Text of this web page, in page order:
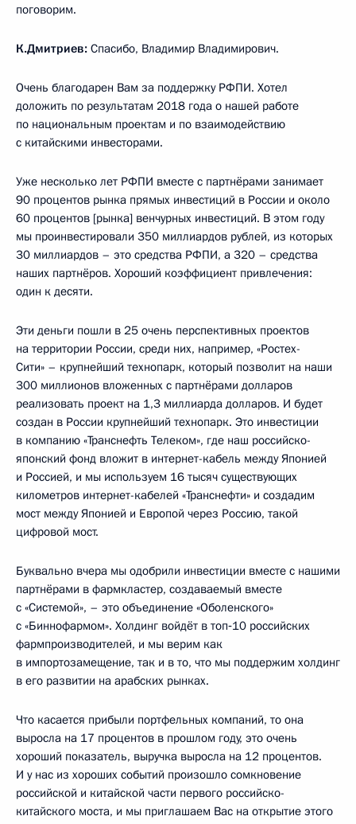
поговорим.
К.Дмитриев: Спасибо, Владимир Владимирович.
Очень благодарен Вам за поддержку РФПИ. Хотел
доложить по результатам 2018 года о нашей работе
по национальным проектам и по взаимодействию
с китайскими инвесторами.
Уже несколько лет РФПИ вместе с партнёрами занимает
90 процентов рынка прямых инвестиций в России и около
60 процентов [рынка] венчурных инвестиций. В этом году
мы проинвестировали 350 миллиардов рублей, из которых
30 миллиардов – это средства РФПИ, а 320 – средства
наших партнёров. Хороший коэффициент привлечения:
один к десяти.
Эти деньги пошли в 25 очень перспективных проектов
на территории России, среди них, например, «Ростех-
Сити» – крупнейший технопарк, который позволит на наши
300 миллионов вложенных с партнёрами долларов
реализовать проект на 1,3 миллиарда долларов. И будет
создан в России крупнейший технопарк. Это инвестиции
в компанию «Транснефть Телеком», где наш российско-
японский фонд вложит в интернет-кабель между Японией
и Россией, и мы используем 16 тысяч существующих
километров интернет-кабелей «Транснефти» и создадим
мост между Японией и Европой через Россию, такой
цифровой мост.
Буквально вчера мы одобрили инвестиции вместе с нашими
партнёрами в фармкластер, создаваемый вместе
с «Системой», – это объединение «Оболенского»
с «Биннофармом». Холдинг войдёт в топ‑10 российских
фармпроизводителей, и мы верим как
в импортозамещение, так и в то, что мы поддержим холдинг
в его развитии на арабских рынках.
Что касается прибыли портфельных компаний, то она
выросла на 17 процентов в прошлом году, это очень
хороший показатель, выручка выросла на 12 процентов.
И у нас из хороших событий произошло сомкновение
российской и китайской части первого российско-
китайского моста, и мы приглашаем Вас на открытие этого